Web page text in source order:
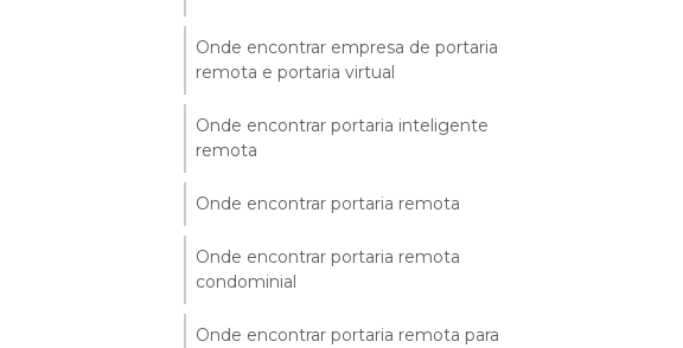
Onde encontrar empresa de portaria
remota e portaria virtual
Onde encontrar portaria inteligente
remota
Onde encontrar portaria remota
Onde encontrar portaria remota
condominial
Onde encontrar portaria remota para